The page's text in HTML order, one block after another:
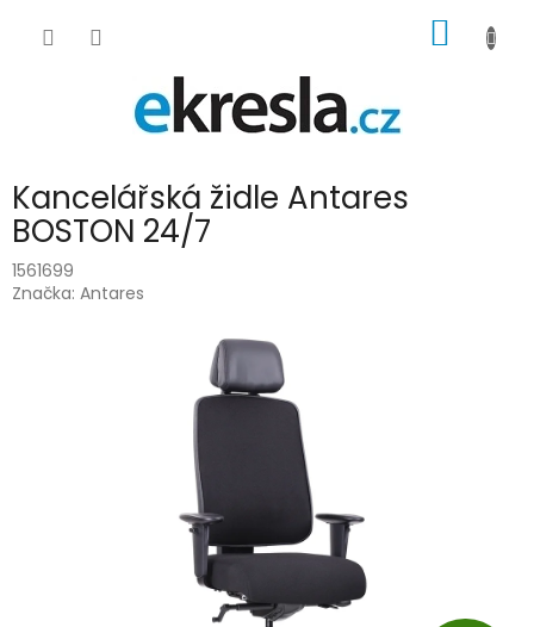
KOŠÍK
Kancelářská židle Antares
BOSTON 24/7
1561699
Značka: Antares